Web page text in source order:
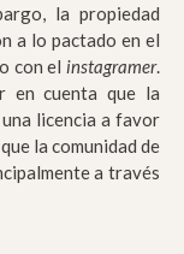
la propiedad
a lo pactado en el
con el instagramer.
en cuenta que la
licencia a favor
la comunidad de
a través